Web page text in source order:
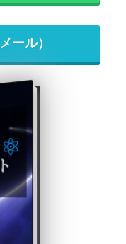
ール）